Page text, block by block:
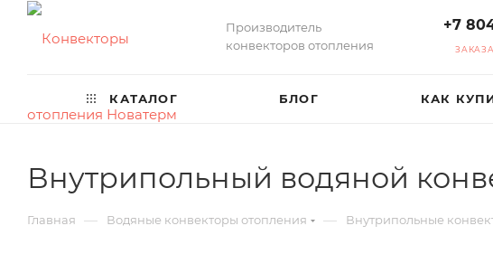
Производитель
конвекторов отопления
+7
КАТАЛОГ БЛОГ КАК
Внутрипольный водяной
Главная — Водяные конвекторы отопления — Внутрипольные